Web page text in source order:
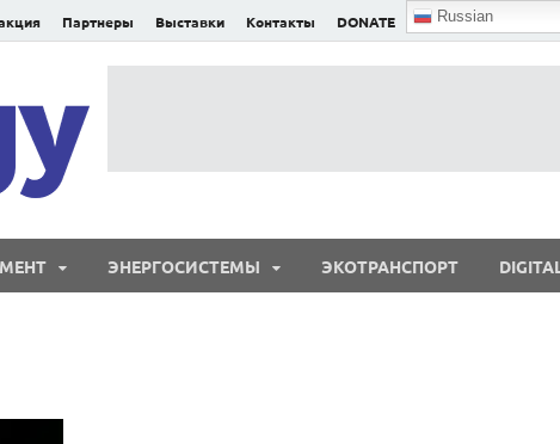
Партнеры Выставки Контакты DONATE Russian
ЭНЕРГОСИСТЕМЫ ЭКОТРАНСПОРТ DIGITAL